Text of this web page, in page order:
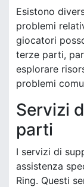
Esistono
problemi
giocatori
terze parti,
esplorare
problemi
Servizi
parti
I servizi di
assistenza
Ring. Questi